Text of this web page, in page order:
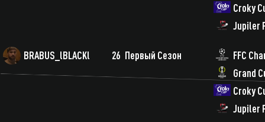
Croky
Jupiler
BRABUS_lBLACKl 26 Первый Сезон
FFC
Grand
Croky
Jupiler